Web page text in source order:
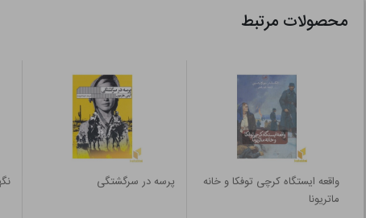
محصولات مرتبط
واقعه ایستگاه کرچی توفکا و خانه
ماتریونا
پرسه در سرگشتگی